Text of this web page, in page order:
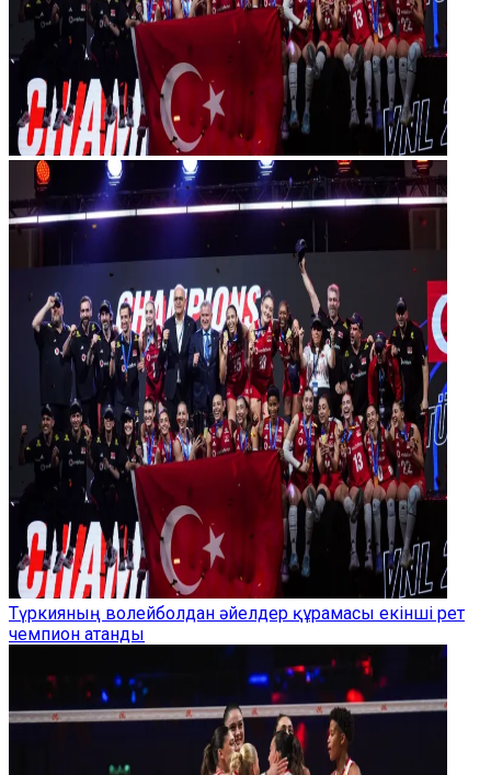
Түркияның волейболдан әйелдер құрамасы екінші рет
чемпион атанды